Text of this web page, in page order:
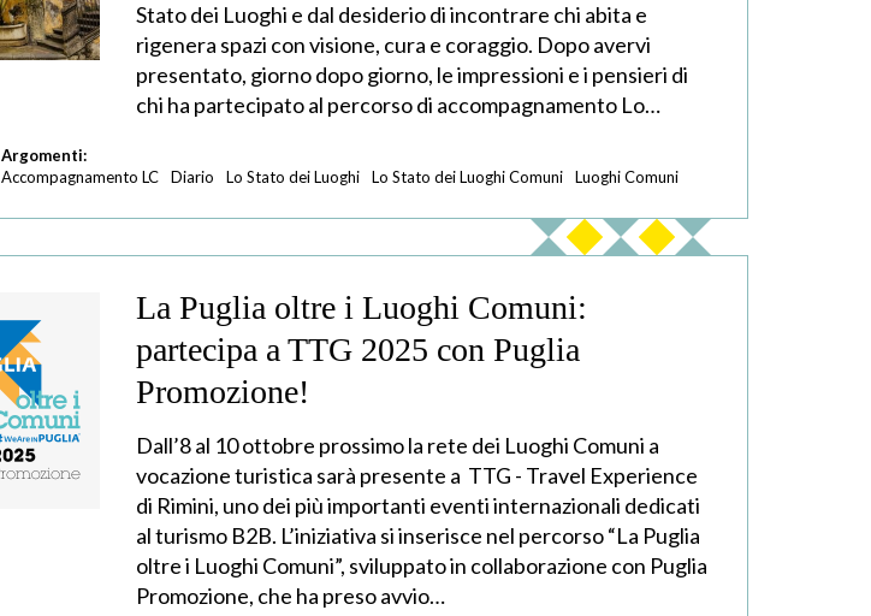
Stato dei Luoghi e dal desiderio di incontrare chi abita e
rigenera spazi con visione, cura e coraggio. Dopo avervi
presentato, giorno dopo giorno, le impressioni e i pensieri di
chi ha partecipato al percorso di accompagnamento Lo…
Argomenti:
Accompagnamento LC
Diario Lo Stato dei Luoghi Lo Stato dei Luoghi Comuni Luoghi Comuni
La Puglia oltre i Luoghi Comuni:
partecipa a TTG 2025 con Puglia
Promozione!
Dall’8 al 10 ottobre prossimo la rete dei Luoghi Comuni a
vocazione turistica sarà presente a TTG - Travel Experience
di Rimini, uno dei più importanti eventi internazionali dedicati
al turismo B2B. L’iniziativa si inserisce nel percorso “La Puglia
oltre i Luoghi Comuni”, sviluppato in collaborazione con Puglia
Promozione, che ha preso avvio…